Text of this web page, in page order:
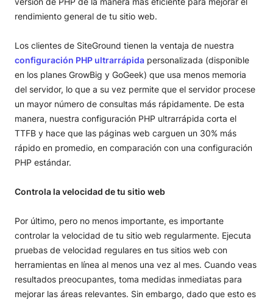
rendimiento general de tu sitio web.
Los clientes de SiteGround tienen la ventaja de nuestra
configuración PHP ultrarrápida personalizada (disponible
en los planes GrowBig y GoGeek) que usa menos memoria
del servidor, lo que a su vez permite que el servidor procese
un mayor número de consultas más rápidamente. De esta
manera, nuestra configuración PHP ultrarrápida corta el
TTFB y hace que las páginas web carguen un 30% más
rápido en promedio, en comparación con una configuración
PHP estándar.
Controla la velocidad de tu sitio web
Por último, pero no menos importante, es importante
controlar la velocidad de tu sitio web regularmente. Ejecuta
pruebas de velocidad regulares en tus sitios web con
herramientas en línea al menos una vez al mes. Cuando veas
resultados preocupantes, toma medidas inmediatas para
mejorar las áreas relevantes. Sin embargo, dado que esto es